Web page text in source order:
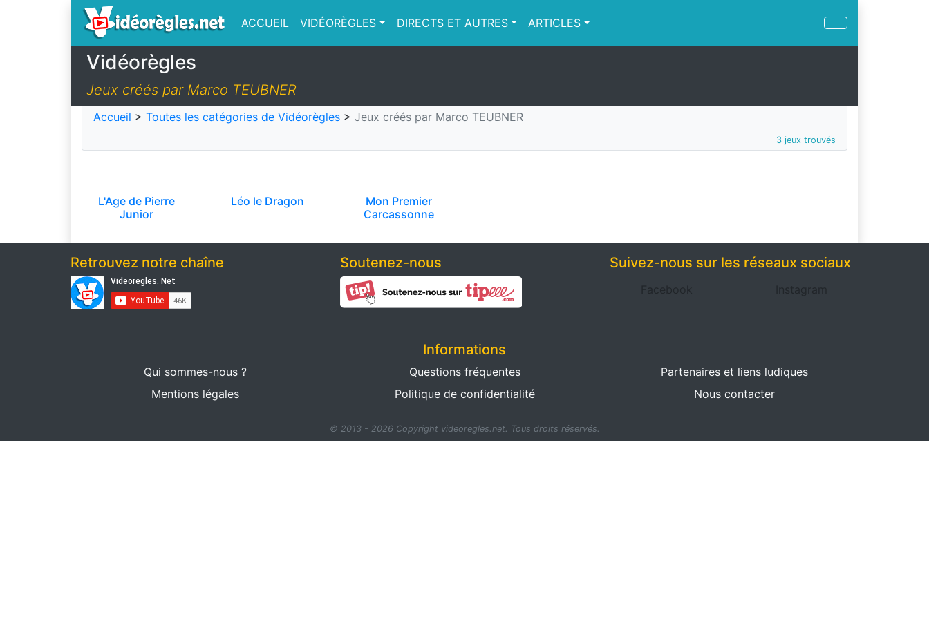
ACCUEIL VIDÉORÈGLES DIRECTS ET AUTRES ARTICLES
Vidéorègles
Jeux créés par Marco TEUBNER
Accueil > Toutes les catégories de Vidéorègles > Jeux créés par Marco TEUBNER
3 jeux trouvés
L'Age de Pierre
Junior
Léo le Dragon
Mon Premier
Carcassonne
Retrouvez notre chaîne Soutenez-nous Suivez-nous sur les réseaux sociaux
Facebook Instagram
Informations
Qui sommes-nous ? Questions fréquentes
Partenaires et liens ludiques
Mentions légales
Politique de confidentialité Nous contacter
© 2013 - 2026 Copyright videoregles.net. Tous droits réservés.